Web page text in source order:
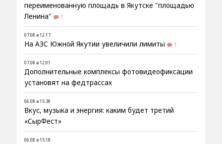
переименованную площадь в Якутске "площадью
Ленина"
1
07.08 в 12:17
На АЗС Южной Якутии увеличили лимиты 1
07.08 в 12:01
Дополнительные комплексы фотовидеофиксации
установят на федтрассах
06.08 в 15:39
Вкус, музыка и энергия: каким будет третий
«СырФест»
06.08 в 15:18